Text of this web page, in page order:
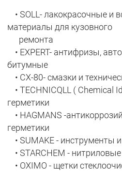
• SOLL- лакокрасочные и
материалы для кузовного
ремонта
• EXPERT- антифризы,
битумные
• CX-80- смазки и
• TECHNICQLL ( Chemical
герметики
• HAGMANS -
герметики
• SUMAKE - инструменты
• STARCHEM -
• OXIMO - щетки